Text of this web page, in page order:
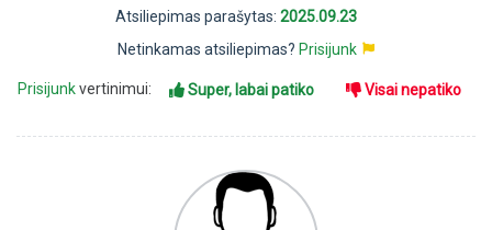
Atsiliepimas parašytas: 2025.09.23
Netinkamas atsiliepimas? Prisijunk
Prisijunkvertinimui: Super, labai patiko Visai nepatiko